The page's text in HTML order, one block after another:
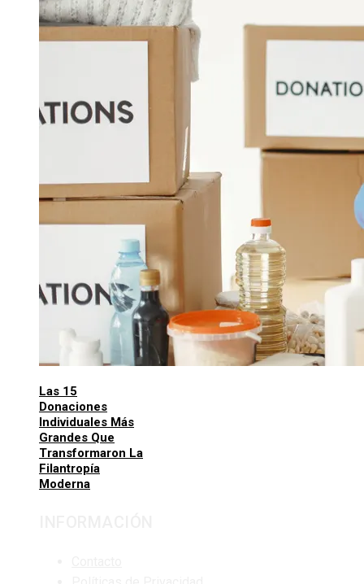
Las 15
Donaciones
Individuales Más
Grandes Que
Transformaron La
Filantropía
Moderna